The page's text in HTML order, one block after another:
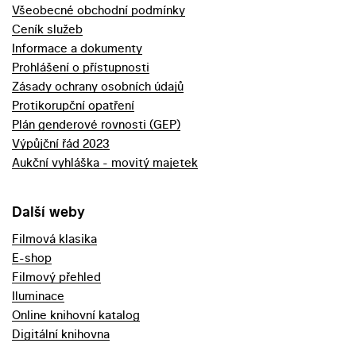
Všeobecné obchodní podmínky
Ceník služeb
Informace a dokumenty
Prohlášení o přístupnosti
Zásady ochrany osobních údajů
Protikorupční opatření
Plán genderové rovnosti (GEP)
Výpůjční řád 2023
Aukční vyhláška - movitý majetek
Další weby
Filmová klasika
E-shop
Filmový přehled
Iluminace
Online knihovní katalog
Digitální knihovna